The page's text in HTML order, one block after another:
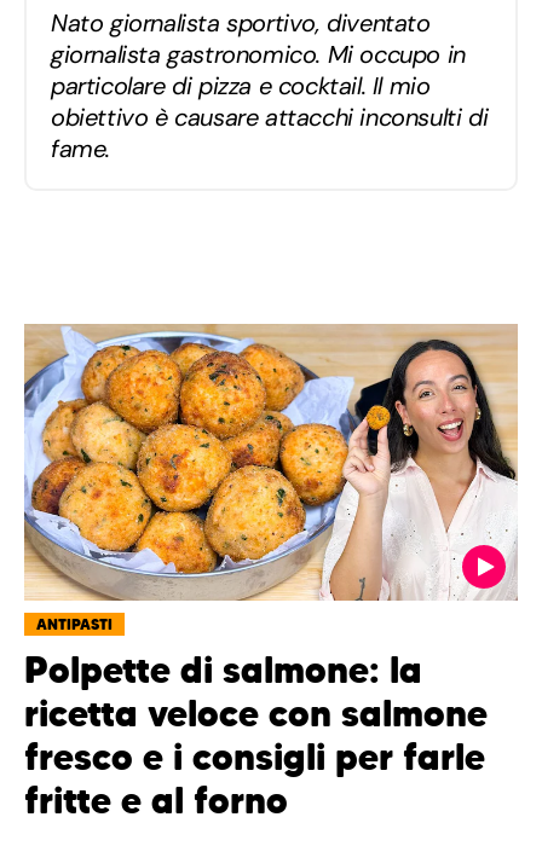
Nato giornalista sportivo, diventato
giornalista gastronomico. Mi occupo in
particolare di pizza e cocktail. Il mio
obiettivo è causare attacchi inconsulti di
fame.
ANTIPASTI
Polpette di salmone: la
ricetta veloce con salmone
fresco e i consigli per farle
fritte e al forno